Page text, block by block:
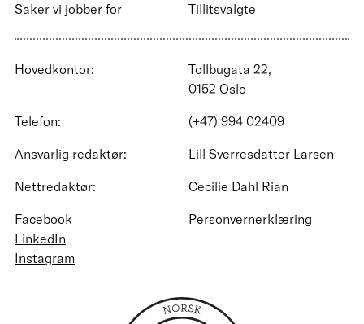
Saker vi jobber for
Tillitsvalgte
Hovedkontor:
Tollbugata 22,
0152 Oslo
Telefon:
(+47) 994 02409
Ansvarlig redaktør:
Lill Sverresdatter Larsen
Nettredaktør:
Cecilie Dahl Rian
Facebook
LinkedIn
Instagram
Personvernerklæring